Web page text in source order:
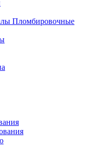
Пломбировочные